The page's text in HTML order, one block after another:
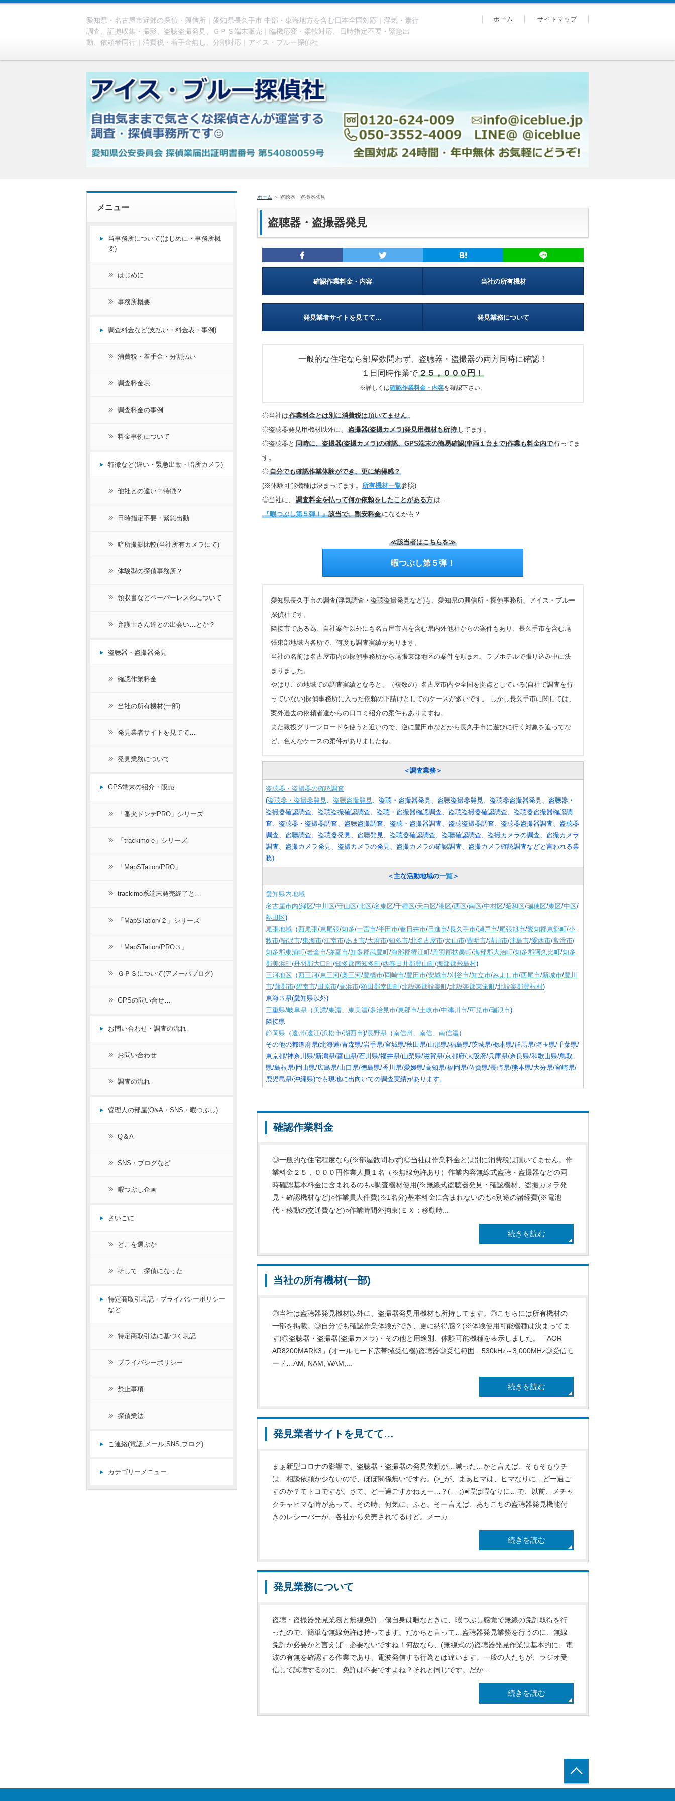
愛知県・名古屋市近郊の探偵・興信所｜愛知県長久手市 中部・東海地方を含む日本全国対応｜浮気・素行
調査、証拠収集・撮影、盗聴盗撮発見、ＧＰＳ端末販売｜臨機応変・柔軟対応、日時指定不要・緊急出
動、依頼者同行｜消費税・着手金無し、分割対応｜アイス・ブルー探偵社
ホーム サイトマップ
ホーム ＞ 盗聴器・盗撮器発見
盗聴器・盗撮器発見
確認作業料金・内容 当社の所有機材
発見業者サイトを見てて… 発見業務について
一般的な住宅なら部屋数問わず、盗聴器・盗撮器の両方同時に確認！
１日同時作業で２５，０００円！
※詳しくは確認作業料金・内容を確認下さい。
◎当社は 作業料金とは別に消費税は頂いてません 。
◎盗聴器発見用機材以外に、
盗撮器(盗撮カメラ)発見用機材も所持 してます。
◎盗聴器と 同時に、盗撮器(盗撮カメラ)の確認、GPS端末の簡易確認(車両１台まで)作業も料金内で行ってま
す。
◎ 自分でも確認作業体験ができ、更に納得感？
(※体験可能機種は決まってます。 所有機材一覧参照)
◎当社に、
調査料金を払って何か依頼をしたことがある方 は…
『暇つぶし第５弾！』該当で、割安料金 になるかも？
≪該当者はこちらを≫
暇つぶし第５弾！
愛知県長久手市の調査(浮気調査・盗聴盗撮発見など)も、愛知県の興信所・探偵事務所、アイス・ブルー
探偵社です。
隣接市である為、自社案件以外にも名古屋市内を含む県内外他社からの案件もあり、長久手市を含む尾
張東部地域内各所で、何度も調査実績があります。
当社の名前は名古屋市内の探偵事務所から尾張東部地区の案件を頼まれ、ラブホテルで張り込み中に決
まりました。
やはりこの地域での調査実績となると、（複数の）名古屋市内や全国を拠点としている(自社で調査を行
っていない)探偵事務所に入った依頼の下請けとしてのケースが多いです。 しかし長久手市に関しては、
案外過去の依頼者達からの口コミ紹介の案件もありますね。
また猿投グリーンロードを使うと近いので、逆に豊田市などから長久手市に遊びに行く対象を追ってな
ど、色んなケースの案件がありましたね。
＜調査業務＞
盗聴器・盗撮器の確認調査
(盗聴器・盗撮器発見 盗聴盗撮発見
、盗聴・盗撮器発見、盗聴盗撮器発見、盗聴器盗撮器発見、盗聴器・
盗撮器確認調査、盗聴盗撮確認調査、盗聴・盗撮器確認調査、盗聴盗撮器確認調査、盗聴器盗撮器確認調
査、盗聴器・盗撮器調査、盗聴盗撮調査、盗聴・盗撮器調査、盗聴盗撮器調査、盗聴器盗撮器調査、盗聴器
調査、盗聴調査、盗聴器発見、盗聴発見、盗聴器確認調査、盗聴確認調査、盗撮カメラの調査、盗撮カメラ
調査、盗撮カメラ発見、盗撮カメラの発見、盗撮カメラの確認調査、盗撮カメラ確認調査などと言われる業
務)
＜主な活動地域の一覧＞
愛知県内地域
名古屋市内(緑区/中川区/守山区/北区/名東区/千種区/天白区/港区/西区/南区/中村区/昭和区/瑞穂区/東区/中区/
熱田区)
尾張地域 （西尾張/東尾張/知多/一宮市/半田市/春日井市/ 日進市/長久手市/瀬戸市/尾張旭市/愛知郡東郷町/小
牧市/稲沢市/東海市/江南市/あま市/大府市/知多市/北名古屋市/犬山市/豊明市/清須市/津島市/愛西市/常滑市/
知多郡東浦町/岩倉市/弥富市/知多郡武豊町/海部郡蟹江町/丹羽郡扶桑町/海部郡大治町/知多郡阿久比町/知多
郡美浜町/丹羽郡大口町/知多郡南知多町/西春日井郡豊山町/海部郡飛島村)
三河地区 （西三河/東三河/奥三河/豊橋市/岡崎市/豊田市/安城市/刈谷市/知立市/みよし市/西尾市/新城市/豊川
市/蒲郡市/碧南市/田原市/高浜市/額田郡幸田町/北設楽郡設楽町/北設楽郡東栄町/北設楽郡豊根村)
東海３県(愛知県以外)
三重県/岐阜県 （美濃/東濃、東美濃/多治見市/恵那市/土岐市/中津川市/可児市/瑞浪市)
隣接県
静岡県 （遠州/遠江/浜松市/湖西市)/長野県 （南信州、南信、南信濃 ）
その他の都道府県(北海道/青森県/岩手県/宮城県/秋田県/山形県/福島県/茨城県/栃木県/群馬県/埼玉県/千葉県/
東京都/神奈川県/新潟県/富山県/石川県/福井県/山梨県/滋賀県/京都府/大阪府/兵庫県/奈良県/和歌山県/鳥取
県/島根県/岡山県/広島県/山口県/徳島県/香川県/愛媛県/高知県/福岡県/佐賀県/長崎県/熊本県/大分県/宮崎県/
鹿児島県/沖縄県)でも現地に出向いての調査実績があります。
確認作業料金
◎一般的な住宅程度なら(※部屋数問わず)◎当社は作業料金とは別に消費税は頂いてません。作
業料金２５，０００円作業人員１名（※無線免許あり）作業内容無線式盗聴・盗撮器などの同
時確認基本料金に含まれるのも○調査機材使用(※無線式盗聴器発見・確認機材、盗撮カメラ発
見・確認機材など)○作業員人件費(※1名分)基本料金に含まれないのも○別途の諸経費(※電池
代・移動の交通費など)○作業時間外拘束(ＥＸ：移動時...
続きを読む
当社の所有機材(一部)
◎当社は盗聴器発見機材以外に、盗撮器発見用機材も所持してます。◎こちらには所有機材の
一部を掲載。◎自分でも確認作業体験ができ、更に納得感？(※体験使用可能機種は決まってま
す)◎盗聴器・盗撮器(盗撮カメラ)・その他と用途別、体験可能機種を表示しました。「AOR
AR8200MARK3」(オールモード広帯域受信機)盗聴器◎受信範囲…530kHz～3,000MHz◎受信モ
ード…AM, NAM, WAM,...
続きを読む
発見業者サイトを見てて…
まぁ新型コロナの影響で、盗聴器・盗撮器の発見依頼が…減った…かと言えば、そもそもウチ
は、相談依頼が少ないので、ほぼ関係無いですわ。(>_が、まぁヒマは、ヒマなりに…どー過ご
すのか？てトコですが。さて、どー過ごすかねぇー…？(-_-;)●暇は暇なりに…で、以前、メチャ
クチャヒマな時があって。その時、何気に、ふと。そー言えば、あちこちの盗聴器発見機能付
きのレシーバーが、各社から発売されてるけど。メーカ...
続きを読む
発見業務について
盗聴・盗撮器発見業務と無線免許…僕自身は暇なときに、暇つぶし感覚で無線の免許取得を行
ったので、簡単な無線免許は持ってます。だからと言って…盗聴器発見業務を行うのに、無線
免許が必要かと言えば…必要ないですね！何故なら、(無線式の)盗聴器発見作業は基本的に、電
波の有無を確認する作業であり、電波発信する行為とは違います。一般の人たちが、ラジオ受
信して試聴するのに、免許は不要ですよね？それと同じです。だか...
続きを読む
メニュー
当事務所について(はじめに・事務所概
要)
はじめに
事務所概要
調査料金など(支払い・料金表・事例)
消費税・着手金・分割払い
調査料金表
調査料金の事例
料金事例について
特徴など(違い・緊急出動・暗所カメラ)
他社との違い？特徴？
日時指定不要・緊急出動
暗所撮影比較(当社所有カメラにて)
体験型の探偵事務所？
領収書などペーパーレス化について
弁護士さん達との出会い…とか？
盗聴器・盗撮器発見
確認作業料金
当社の所有機材(一部)
発見業者サイトを見てて…
発見業務について
GPS端末の紹介・販売
「番犬ドンデPRO」シリーズ
「trackimo-e」シリーズ
「MapSTation/PRO」
trackimo系端末発売終了と…
「MapSTation/２」シリーズ
「MapSTation/PRO３」
ＧＰＳについて(アメーバブログ)
GPSの問い合せ…
お問い合わせ・調査の流れ
お問い合わせ
調査の流れ
管理人の部屋(Q&A・SNS・暇つぶし)
Q＆A
SNS・ブログなど
暇つぶし企画
さいごに
どこを選ぶか
そして…探偵になった
特定商取引表記・プライバシーポリシー
など
特定商取引法に基づく表記
プライバシーポリシー
禁止事項
探偵業法
ご連絡(電話,メール,SNS,ブログ)
カテゴリーメニュー